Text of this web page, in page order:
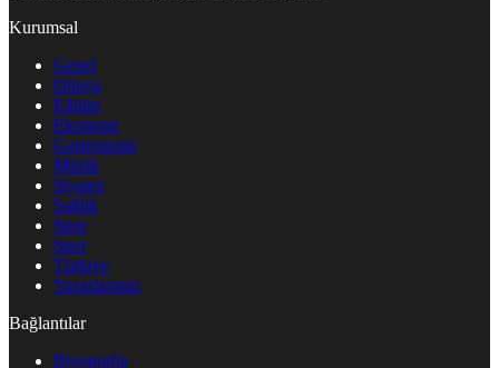
Kurumsal
Genel
Dünya
Eğitim
Ekonomi
Gastronomi
Müzik
Siyaset
Sağlık
Spor
Spor
Türkiye
Yazarlarımız
Bağlantılar
Biyografia